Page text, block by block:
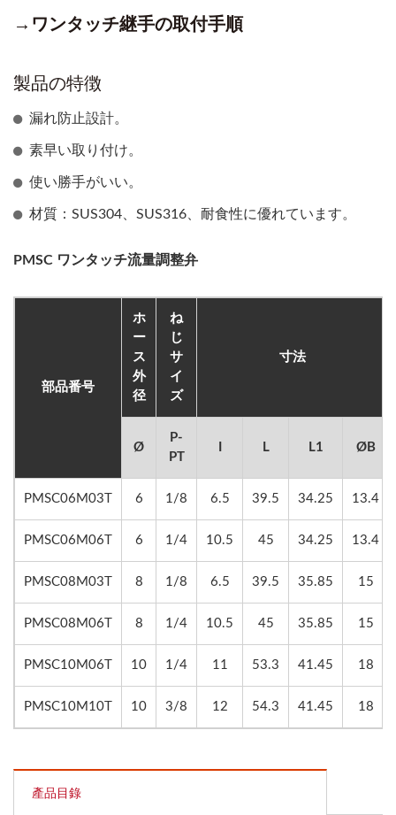
→ワンタッチ継手の取付手順
製品の特徴
漏れ防止設計。
素早い取り付け。
使い勝手がいい。
材質：SUS304、SUS316、耐食性に優れています。
PMSC ワンタッチ流量調整弁
部品番号
ホ
ー
ス
外
径
ね
じ
サ
イ
ズ
寸法
Ø
P-
PT
L L1 ØB
PMSC06M03T 6 1/8 6.5 39.5 34.25 13.4
PMSC06M06T 6 1/4 10.5 45 34.25 13.4
PMSC08M03T 8 1/8 6.5 39.5 35.85 15
PMSC08M06T 8 1/4 10.5 45 35.85 15
PMSC10M06T 10 1/4 11 53.3 41.45 18
PMSC10M10T 10 3/8 12 54.3 41.45 18
產品目錄